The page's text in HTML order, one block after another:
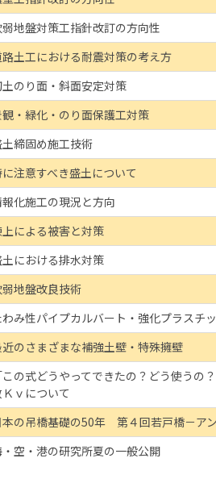
地盤対策工指針改訂の方向性
路土工における耐震対策の考え方
のり面・斜面安定対策
・緑化・のり面保護工対策
締固め施工技術
注意すべき盛土について
化施工の現況と方向
による被害と対策
における排水対策
地盤改良技術
わみ性パイプカルバート・強化プラスチ
のさまざまな補強土壁・特殊擁壁
この式どうやってできたの？どう使うの
ｖについて
本の吊橋基礎の50年 第４回若戸橋－ア
空・港の研究所夏の一般公開